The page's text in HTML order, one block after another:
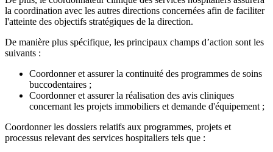
la coordination avec les autres directions concernées afin de faciliter
l'atteinte des objectifs stratégiques de la direction.
De manière plus spécifique, les principaux champs d’action sont les
suivants :
Coordonner et assurer la continuité des programmes de soins
buccodentaires ;
Coordonner et assurer la réalisation des avis cliniques
concernant les projets immobiliers et demande d'équipement ;
Coordonner les dossiers relatifs aux programmes, projets et
processus relevant des services hospitaliers tels que :